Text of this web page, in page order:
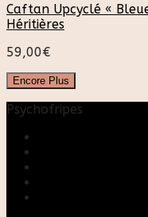
Caftan Upcyclé «
Héritières
59,00€
Encore Plus
Psychofripes